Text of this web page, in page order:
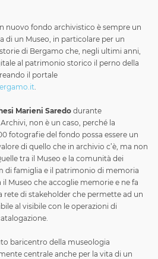
nuovo fondo archivistico è sempre un
di un Museo, in particolare per un
di Bergamo che, negli ultimi anni,
al patrimonio storico il perno della
il portale
.
Marieni Saredo durante
non è un caso, perché la
fotografie del fondo possa essere un
di quello che in archivio c’è, ma non
tra il Museo e la comunità dei
di famiglia e il patrimonio di memoria
Museo che accoglie memorie e ne fa
rete di stakeholder che permette ad un
al visibile con le operazioni di
baricentro della museologia
centrale anche per la vita di un